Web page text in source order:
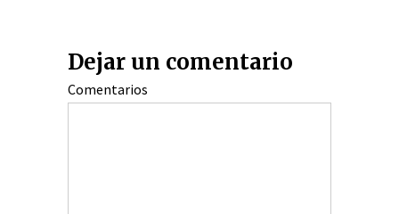
Dejar un comentario
Comentarios